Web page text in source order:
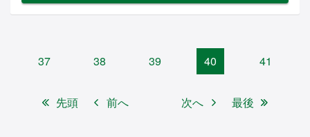
先頭 前へ
37 38 39 40 41
次へ 最後